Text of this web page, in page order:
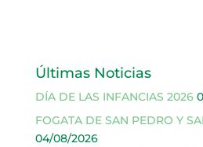
Últimas Noticias
DÍA DE LAS INFANCIAS 2026
FOGATA DE SAN PEDRO Y
04/08/2026